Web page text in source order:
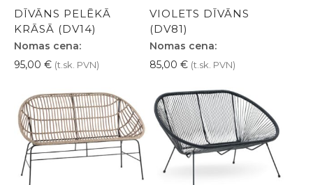
DĪVĀNS PELĒKĀ
KRĀSĀ (DV14)
Nomas cena:
95,00 € (t.sk. PVN)
VIOLETS DĪVĀNS
(DV81)
Nomas cena:
85,00 € (t.sk. PVN)